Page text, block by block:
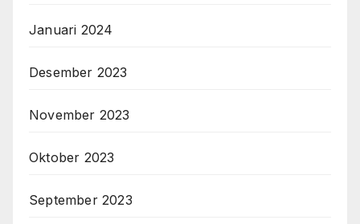
Januari 2024
Desember 2023
November 2023
Oktober 2023
September 2023